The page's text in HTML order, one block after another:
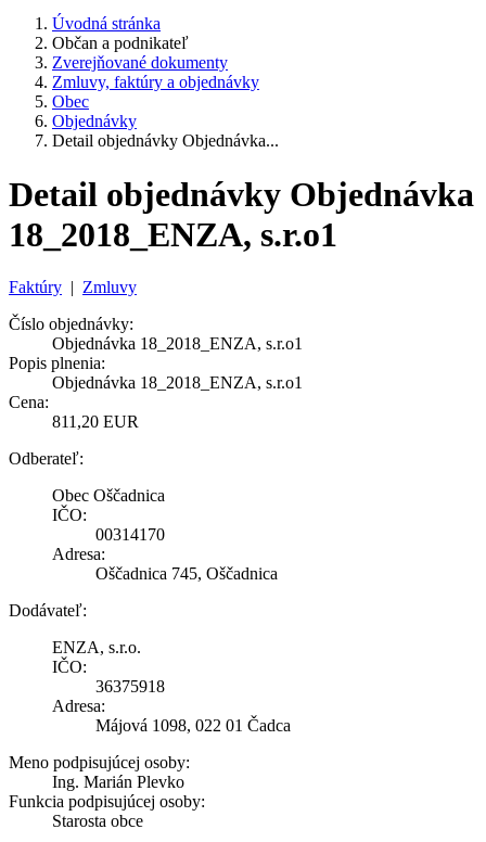
Úvodná stránka
Občan a podnikateľ
Zverejňované dokumenty
Zmluvy, faktúry a objednávky
Obec
Objednávky
Detail objednávky Objednávka...
Detail objednávky Objednávka
18_2018_ENZA, s.r.o1
Faktúry | Zmluvy
Číslo objednávky:
Objednávka 18_2018_ENZA, s.r.o1
Popis plnenia:
Objednávka 18_2018_ENZA, s.r.o1
Cena:
811,20 EUR
Odberateľ:
Obec Oščadnica
IČO:
00314170
Adresa:
Oščadnica 745, Oščadnica
Dodávateľ:
ENZA, s.r.o.
IČO:
36375918
Adresa:
Májová 1098, 022 01 Čadca
Meno podpisujúcej osoby:
Ing. Marián Plevko
Funkcia podpisujúcej osoby:
Starosta obce